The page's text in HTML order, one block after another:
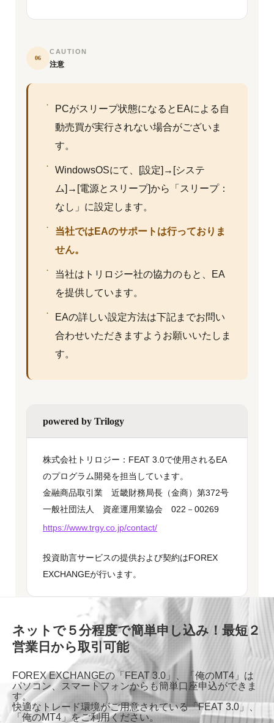
06
CAUTION
注意
PCがスリープ状態になるとEAによる自
動売買が実行されない場合がございま
す。
WindowsOSにて、[設定]→[システ
ム]→[電源とスリープ]から「スリープ：
なし」に設定します。
当社ではEAのサポートは行っておりま
せん。
当社はトリロジー社の協力のもと、EA
を提供しています。
EAの詳しい設定方法は下記までお問い
合わせいただきますようお願いいたしま
す。
powered by Trilogy
株式会社トリロジー：FEAT 3.0で使用されるEA
のプログラム開発を担当しています。
金融商品取引業 近畿財務局長（金商）第372号
一般社団法人 資産運用業協会 022－00269
https://www.trgy.co.jp/contact/
投資助言サービスの提供および契約はFOREX
EXCHANGEが行います。
ネットで５分程度で簡単申し込み！最短２
営業日から取引可能
FOREX EXCHANGEの「FEAT 3.0」、「俺のMT4」は
パソコン、スマートフォンからも簡単口座申込ができま
す。
快適なトレード環境がご用意されている「FEAT 3.0」、
「俺のMT4」をご利用ください。